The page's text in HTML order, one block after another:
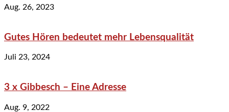
Aug. 26, 2023
Gutes Hören bedeutet mehr Lebensqualität
Juli 23, 2024
3 x Gibbesch – Eine Adresse
Aug. 9, 2022